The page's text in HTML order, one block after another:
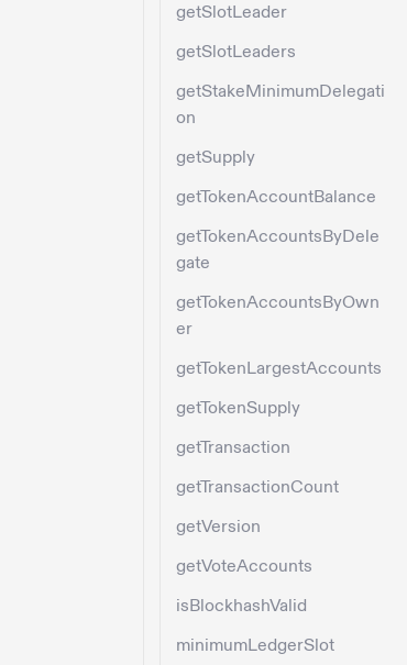
getSlotLeader
getSlotLeaders
getStakeMinimumDelegati
on
getSupply
getTokenAccountBalance
getTokenAccountsByDele
gate
getTokenAccountsByOwn
er
getTokenLargestAccounts
getTokenSupply
getTransaction
getTransactionCount
getVersion
getVoteAccounts
isBlockhashValid
minimumLedgerSlot